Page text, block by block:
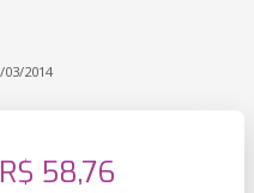
2014
R$ 58,76